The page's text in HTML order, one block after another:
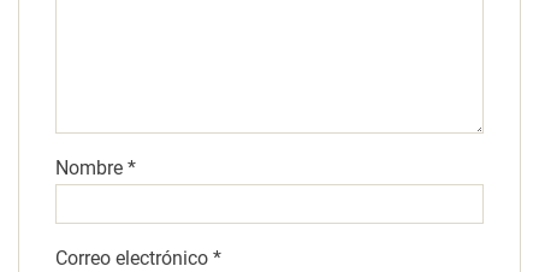
Nombre *
Correo electrónico *